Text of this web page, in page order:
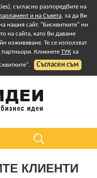
съгласно разпоредбите на
и на Съвета, за да Ви
нашия сайт. "Бисквитките" ни
на сайта, като Ви даваме
изживяване. Те се използват
Кликнете ТУК за
Съгласен съм
КЛИЕНТИ